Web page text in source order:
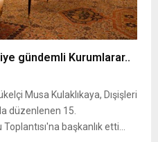
gündemli Kurumlarar..
Musa Kulaklıkaya, Dışişleri
düzenlenen 15.
başkanlık etti...